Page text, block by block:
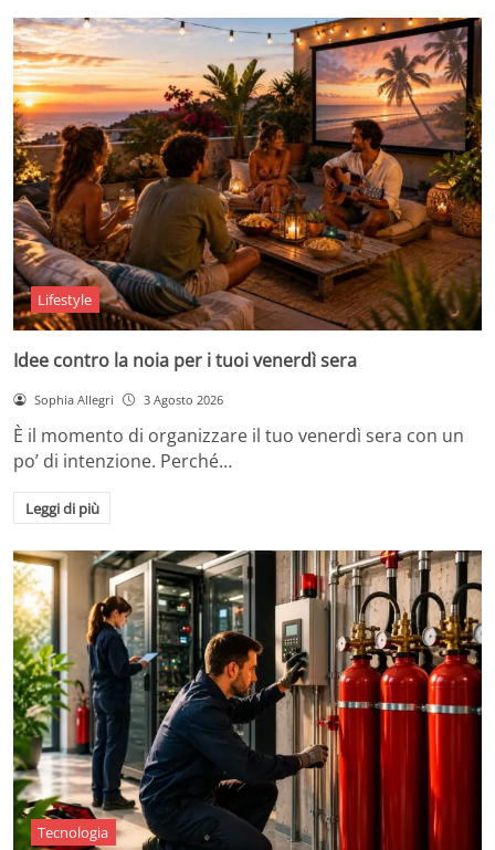
Lifestyle
Idee contro la noia per i tuoi venerdì sera
Sophia Allegri 3 Agosto 2026
È il momento di organizzare il tuo venerdì sera con un
po’ di intenzione. Perché…
Leggi di più
Tecnologia